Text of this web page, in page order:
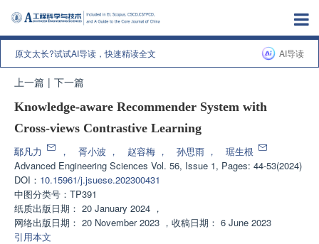
原文太长?试试AI导读，快速精读全文 AI导读
上一篇 | 下一篇
Knowledge-aware Recommender System with
Cross-views Contrastive Learning
鄢凡力 ， 胥小波 ， 赵容梅 ， 孙思雨 ，
琚生根
Advanced Engineering Sciences Vol. 56, Issue 1, Pages: 44-53(2024)
DOI： 10.15961/j.jsuese.202300431
中图分类号： TP391
纸质出版日期： 20 January 2024 ，
网络出版日期： 20 November 2023 ， 收稿日期： 6 June 2023
引用本文